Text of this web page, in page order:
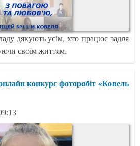
дякують усім, хто працює задля
своїм життям.
конкурс фоторобіт «Ковель